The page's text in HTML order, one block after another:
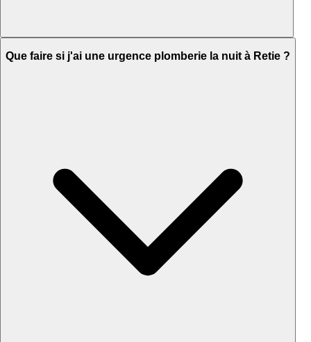
Que faire si j'ai une urgence plomberie la nuit à Retie ?